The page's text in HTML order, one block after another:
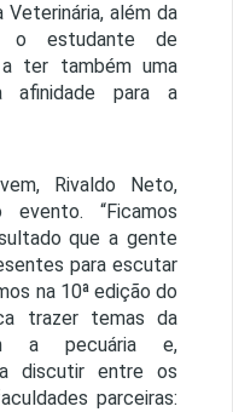
além da
o estudante de
ter também uma
afinidade para a
Rivaldo Neto,
“Ficamos
que a gente
para escutar
na 10ª edição do
trazer temas da
a pecuária e,
discutir entre os
parceiras: